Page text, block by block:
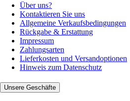
Über uns?
Kontaktieren Sie uns
Allgemeine Verkaufsbedingungen
Rückgabe & Erstattung
Impressum
Zahlungsarten
Lieferkosten und Versandoptionen
Hinweis zum Datenschutz
Unsere Geschäfte